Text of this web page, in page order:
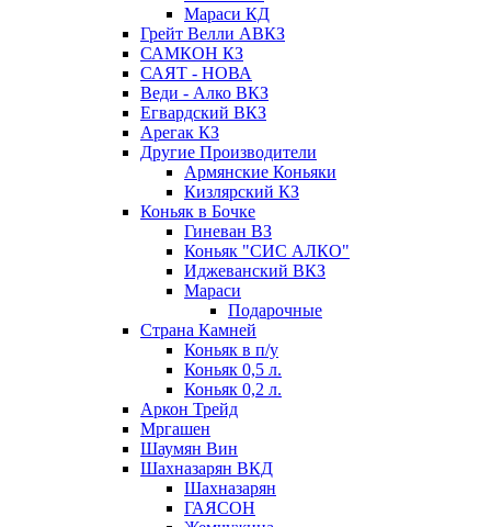
Мараси КД
Грейт Велли АВКЗ
САМКОН КЗ
САЯТ - НОВА
Веди - Алко ВКЗ
Егвардский ВКЗ
Арегак КЗ
Другие Производители
Армянские Коньяки
Кизлярский КЗ
Коньяк в Бочке
Гиневан ВЗ
Коньяк "СИС АЛКО"
Иджеванский ВКЗ
Мараси
Подарочные
Страна Камней
Коньяк в п/у
Коньяк 0,5 л.
Коньяк 0,2 л.
Аркон Трейд
Мргашен
Шаумян Вин
Шахназарян ВКД
Шахназарян
ГАЯСОН